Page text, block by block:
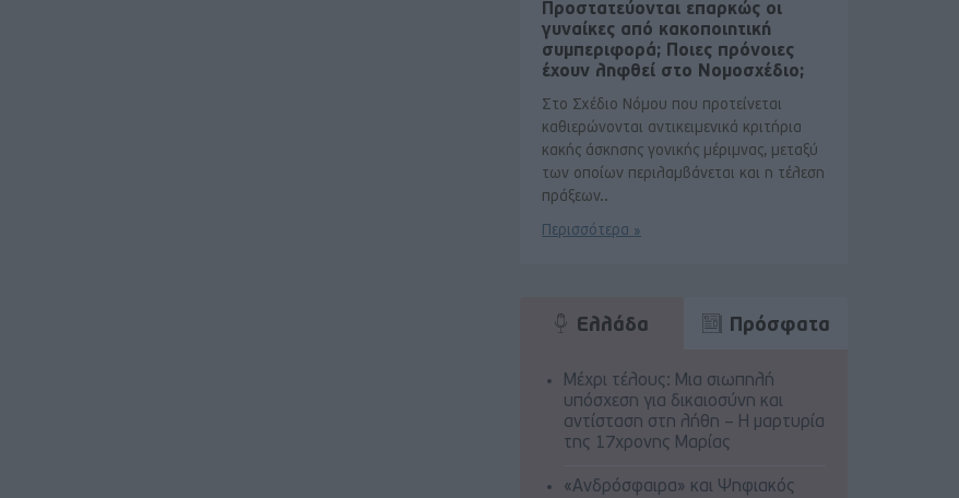
Προστατεύονται επαρκώς οι
γυναίκες από κακοποιητική
συμπεριφορά; Ποιες πρόνοιες
έχουν ληφθεί στο Νομοσχέδιο;
Στο Σχέδιο Νόμου που προτείνεται
καθιερώνονται αντικειμενικά κριτήρια
κακής άσκησης γονικής μέριμνας, μεταξύ
των οποίων περιλαμβάνεται και η τέλεση
πράξεων..
Περισσότερα »
Ελλάδα Πρόσφατα
Μέχρι τέλους: Μια σιωπηλή
υπόσχεση για δικαιοσύνη και
αντίσταση στη λήθη – Η μαρτυρία
της 17χρονης Μαρίας
«Ανδρόσφαιρα» και Ψηφιακός